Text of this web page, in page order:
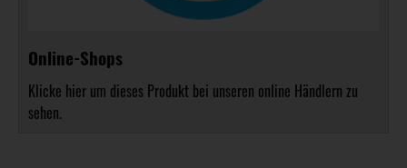
Online-Shops
Klicke hier um dieses Produkt bei unseren online Händlern zu
sehen.